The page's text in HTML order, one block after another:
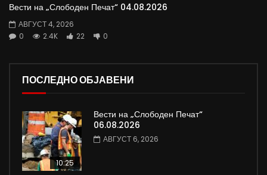
Вести на „Слободен Печат“ 04.08.2026
АВГУСТ 4, 2026
0
2.4K 22 0
ПОСЛЕДНО ОБЈАВЕНИ
10:25
Вести на „Слободен Печат“
06.08.2026
АВГУСТ 6, 2026